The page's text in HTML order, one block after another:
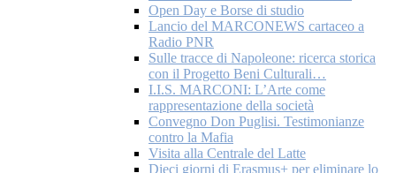
Open Day e Borse di studio
Lancio del MARCONEWS cartaceo a
Radio PNR
Sulle tracce di Napoleone: ricerca storica
con il Progetto Beni Culturali…
I.I.S. MARCONI: L’Arte come
rappresentazione della società
Convegno Don Puglisi. Testimonianze
contro la Mafia
Visita alla Centrale del Latte
Dieci giorni di Erasmus+ per eliminare lo